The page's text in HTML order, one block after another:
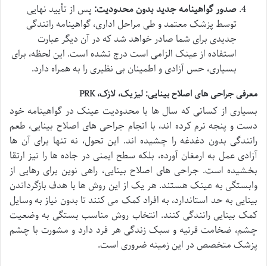
صدور گواهینامه جدید بدون محدودیت: پس از تأیید نهایی
توسط پزشک معتمد و طی مراحل اداری، گواهینامه رانندگی
جدیدی برای شما صادر خواهد شد که در آن دیگر عبارت
استفاده از عینک الزامی است درج نشده است. این لحظه، برای
بسیاری، حس آزادی و اطمینان بی نظیری را به همراه دارد.
معرفی جراحی های اصلاح بینایی: لیزیک، لازک، PRK
بسیاری از کسانی که سال ها با محدودیت عینک در گواهینامه خود
دست و پنجه نرم کرده اند، با انجام جراحی های اصلاح بینایی، طعم
رانندگی بدون دغدغه را چشیده اند. این تحول، نه تنها برای آن ها
آزادی عمل به ارمغان آورده، بلکه سطح ایمنی در جاده ها را نیز ارتقا
بخشیده است. جراحی های اصلاح بینایی، راهی نوین برای رهایی از
وابستگی به عینک هستند. هر یک از این روش ها با هدف بازگرداندن
بینایی به حد استاندارد، به افراد کمک می کنند تا بدون نیاز به وسایل
کمک بینایی رانندگی کنند. انتخاب روش مناسب بستگی به وضعیت
چشم، ضخامت قرنیه و سبک زندگی هر فرد دارد و مشورت با چشم
پزشک متخصص در این زمینه ضروری است.